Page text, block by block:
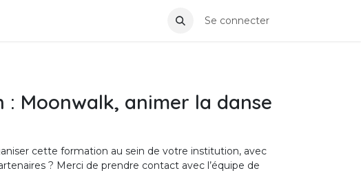
Se connecter
: Moonwalk, animer la danse
cette formation au sein de votre institution, avec
? Merci de prendre contact avec l’équipe de